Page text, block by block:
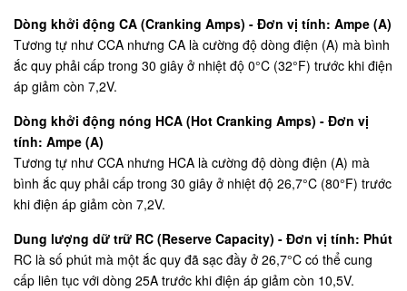
Dòng khởi động CA (Cranking Amps) - Đơn vị tính: Ampe (A)
Tương tự như CCA nhưng CA là cường độ dòng điện (A) mà bình
ắc quy phải cấp trong 30 giây ở nhiệt độ 0°C (32°F) trước khi điện
áp giảm còn 7,2V.
Dòng khởi động nóng HCA (Hot Cranking Amps) - Đơn vị
tính: Ampe (A)
Tương tự như CCA nhưng HCA là cường độ dòng điện (A) mà
bình ắc quy phải cấp trong 30 giây ở nhiệt độ 26,7°C (80°F) trước
khi điện áp giảm còn 7,2V.
Dung lượng dữ trữ RC (Reserve Capacity) - Đơn vị tính: Phút
RC là số phút mà một ắc quy đã sạc đầy ở 26,7°C có thể cung
cấp liên tục với dòng 25A trước khi điện áp giảm còn 10,5V.